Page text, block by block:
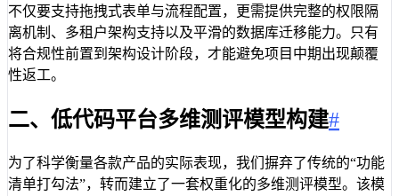
不仅要支持拖拽式表单与流程配置，更需提供完整的权限隔
离机制、多租户架构支持以及平滑的数据库迁移能力。只有
将合规性前置到架构设计阶段，才能避免项目中期出现颠覆
性返工。
二、低代码平台多维测评模型构建#
为了科学衡量各款产品的实际表现，我们摒弃了传统的“功能
清单打勾法”，转而建立了一套权重化的多维测评模型。该模